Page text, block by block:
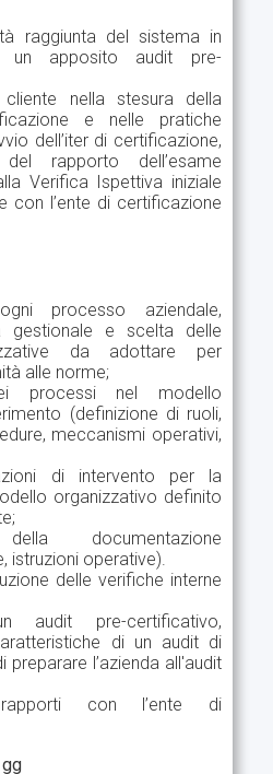
raggiunta del sistema in
un apposito audit pre-
cliente nella stesura della
e nelle pratiche
dell’iter di certificazione,
rapporto dell’esame
Verifica Ispettiva iniziale
con l’ente di certificazione
processo aziendale,
gestionale e scelta delle
da adottare per
alle norme;
processi nel modello
(definizione di ruoli,
meccanismi operativi,
di intervento per la
organizzativo definito
documentazione
istruzioni operative).
delle verifiche interne
audit pre-certificativo,
di un audit di
l’azienda all'audit
con l’ente di